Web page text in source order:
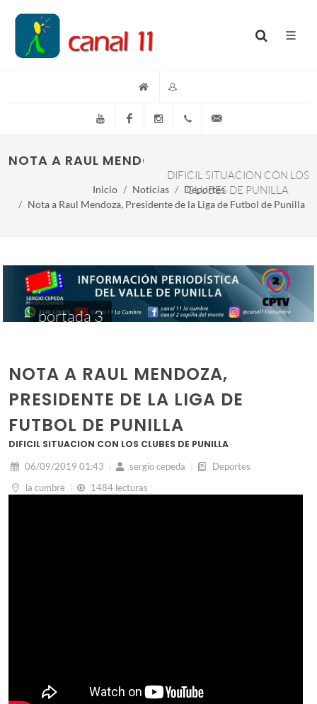
YouTube FacebookInstagram(+54)(9)3548-576073
NOTA A RAUL MENDOZA, PRESIDENTE DE LA
DIFICIL SITUACION CON LOS
CLUBES DE PUNILLA
Inicio Noticias
Deportes
Nota a Raul Mendoza, Presidente de la Liga de Futbol de Punilla
portada 3
NOTA A RAUL MENDOZA,
PRESIDENTE DE LA LIGA DE
FUTBOL DE PUNILLA
DIFICIL SITUACION CON LOS CLUBES DE PUNILLA
06/09/2019 01:43 sergio cepeda
Deportes
la cumbre
1484 lecturas